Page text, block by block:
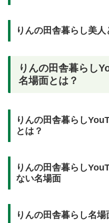
りんの田舎暮らし美人
りんの田舎暮らし
名場面とは？
りんの田舎暮らし
とは？
りんの田舎暮らし
ない名場面
りんの田舎暮らし名